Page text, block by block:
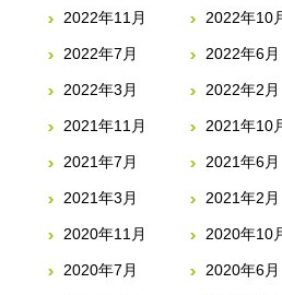
2022年11月 2022年10
2022年7月 2022年6月
2022年3月 2022年2月
2021年11月 2021年10
2021年7月 2021年6月
2021年3月 2021年2月
2020年11月 2020年10
2020年7月 2020年6月